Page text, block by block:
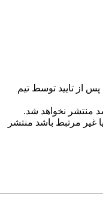
از تایید توسط تیم
منتشر نخواهد شد.
غیر مرتبط باشد منتشر